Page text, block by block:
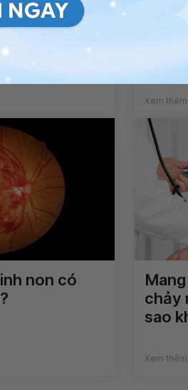
thắt
lý
Điều
Xem thêm
non có
chảy
sao
Xem thêm